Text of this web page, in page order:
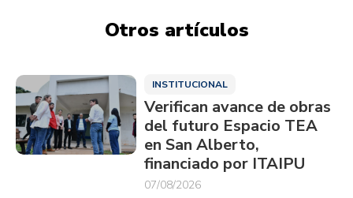
Otros artículos
INSTITUCIONAL
Verifican avance de obras
del futuro Espacio TEA
en San Alberto,
financiado por ITAIPU
07/08/2026